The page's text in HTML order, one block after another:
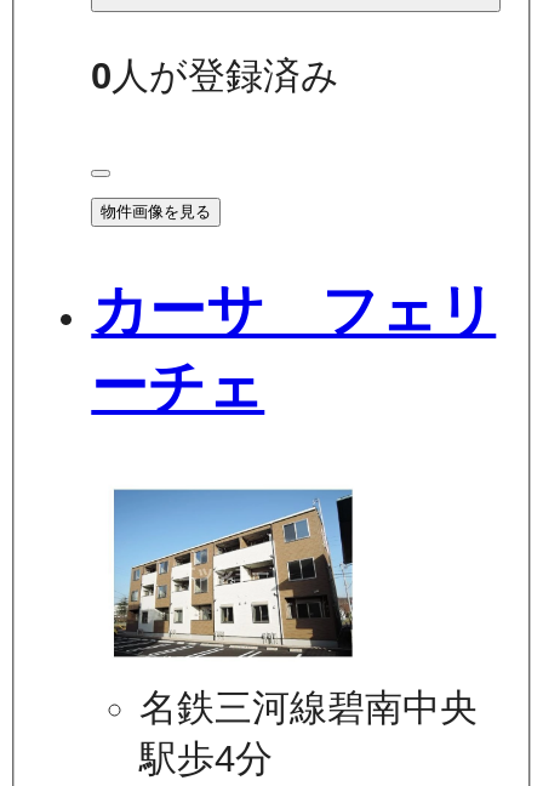
0 人が登録済み
物件画像を見る
カーサ フェリ
ーチェ
名鉄三河線碧南中央
駅歩4分